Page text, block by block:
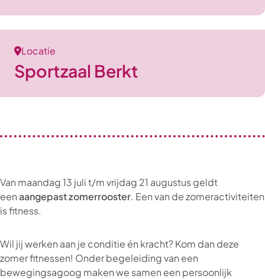
Locatie
Sportzaal Berkt
Van maandag 13 juli t/m vrijdag 21 augustus geldt
eenaangepast zomerrooster. Een van de zomeractiviteiten
is fitness.
Wil jij werken aan je conditie én kracht? Kom dan deze
zomer fitnessen! Onder begeleiding van een
bewegingsagoog maken we samen een persoonlijk